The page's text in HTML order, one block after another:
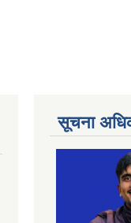
सूचना